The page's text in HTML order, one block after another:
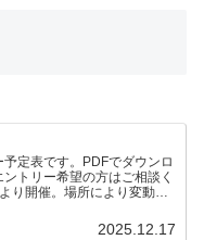
定表です。PDFでダウンロ
トリー希望の方はご相談く
り開催。場所により変動あ
ロードPDFでアップロード
2025.12.17